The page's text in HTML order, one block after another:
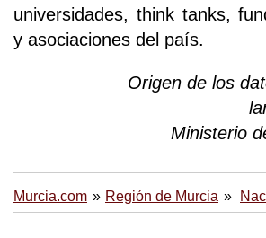
universidades, think tanks,
y asociaciones del país.
Origen de los
Ministerio
Murcia.com Región de Murcia